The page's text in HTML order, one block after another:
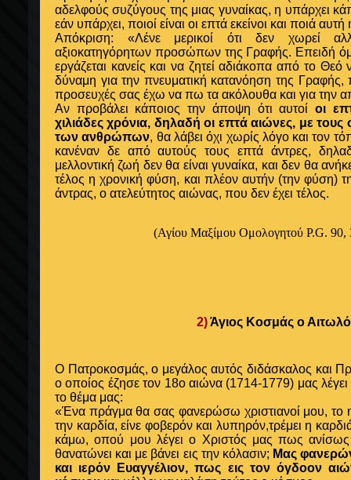
αδελφούς συζύγους της μιας γυναίκας, η υπάρχει
εάν υπάρχει, ποιοί είναι οι επτά εκείνοι και ποιά αυτή
Απόκριση: «Λένε μερικοί ότι δεν χωρεί
αξιοκατηγόρητων προσώπων της Γραφής. Επειδή
εργάζεται κανείς και να ζητεί αδιάκοπα από το Θεό
δύναμη για την πνευματική κατανόηση της Γραφής,
προσευχές σας έχω να πω τα ακόλουθα και για την
Αν προβάλει κάποιος την άποψη ότι αυτοίοι
χιλιάδες χρόνια, δηλαδή οι επτά αιώνες, με
των ανθρώπων, θα λάβει όχι χωρίς λόγο και τον
κανέναν δε από αυτούς τους επτά άντρες,
μελλοντική ζωή δεν θα είναι γυναίκα, και δεν θα
τέλος η χρονική φύση, και πλέον αυτήν (την φύση)
άντρας, ο ατελεύτητος αιώνας, που δεν έχει τέλος.
(Αγίου Μαξίμου Ομολογητού Ρ.G. 90,
2)Άγιος Κοσμάς ο
Ο Πατροκοσμάς, ο μεγάλος αυτός διδάσκαλος και
ο οποίος έζησε τον 18ο αιώνα (1714-1779) μας λέγει
το θέμα μας:
«Ένα πράγμα θα σας φανερώσω χριστιανοί μου,
την καρδία, είνε φοβερόν και λυπηρόν,τρέμει η
κάμω, οπού μου λέγει ο Χριστός μας πως
θανατώνει και με βάνει εις την κόλασιν; Μας
και ιερόν Ευαγγέλιον, πως εις τον όγδοον